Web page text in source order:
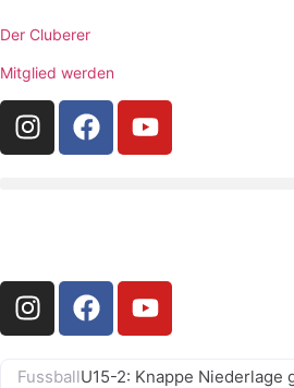
Der Cluberer
Mitglied werden
FussballU15-2: Knappe Niederlage